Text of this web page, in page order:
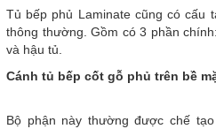
Tủ bếp phủ Laminate cũng có cấu
thông thường. Gồm có 3 phần
và hậu tủ.
Cánh tủ bếp cốt gỗ phủ trên bề
Bộ phận này thường được chế